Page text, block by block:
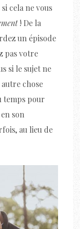
cela ne vous
! De la
un épisode
pas votre
si le sujet ne
chose
temps pour
son
au lieu de